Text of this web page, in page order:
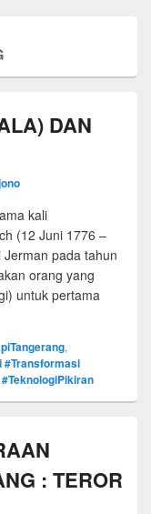
DAN
kali
(12 Juni 1776 –
pada tahun
orang yang
untuk pertama
,
#Transformasi
: TEROR